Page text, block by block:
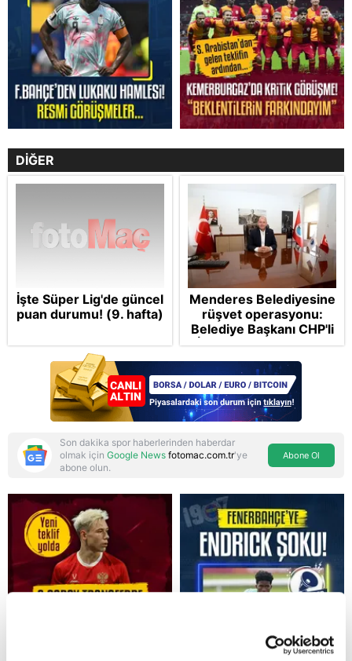
Reddet
DİĞER
İşte Süper Lig'de güncel
puan durumu! (9. hafta)
Menderes Belediyesine
rüşvet operasyonu:
Belediye Başkanı CHP'li
İlkay Çiçek tutuklandı
Son dakika spor haberlerinden haberdar
olmak için Google News fotomac.com.tr'ye
abone olun.
Abone Ol